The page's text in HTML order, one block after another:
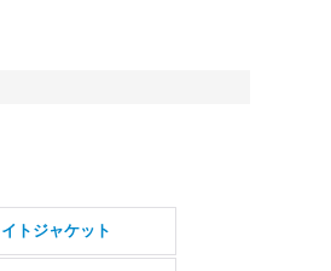
トジャケット